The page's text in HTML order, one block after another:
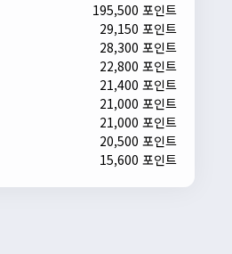
195,500 포인트
29,150 포인트
28,300 포인트
22,800 포인트
21,400 포인트
21,000 포인트
21,000 포인트
20,500 포인트
15,600 포인트